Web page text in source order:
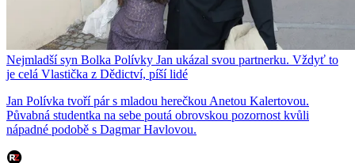
Nejmladší syn Bolka Polívky Jan ukázal svou partnerku. Vždyť to
je celá Vlastička z Dědictví, píší lidé
Jan Polívka tvoří pár s mladou herečkou Anetou Kalertovou.
Půvabná studentka na sebe poutá obrovskou pozornost kvůli
nápadné podobě s Dagmar Havlovou.